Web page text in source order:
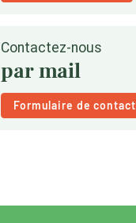
Contactez-nous
par mail
Formulaire de contact